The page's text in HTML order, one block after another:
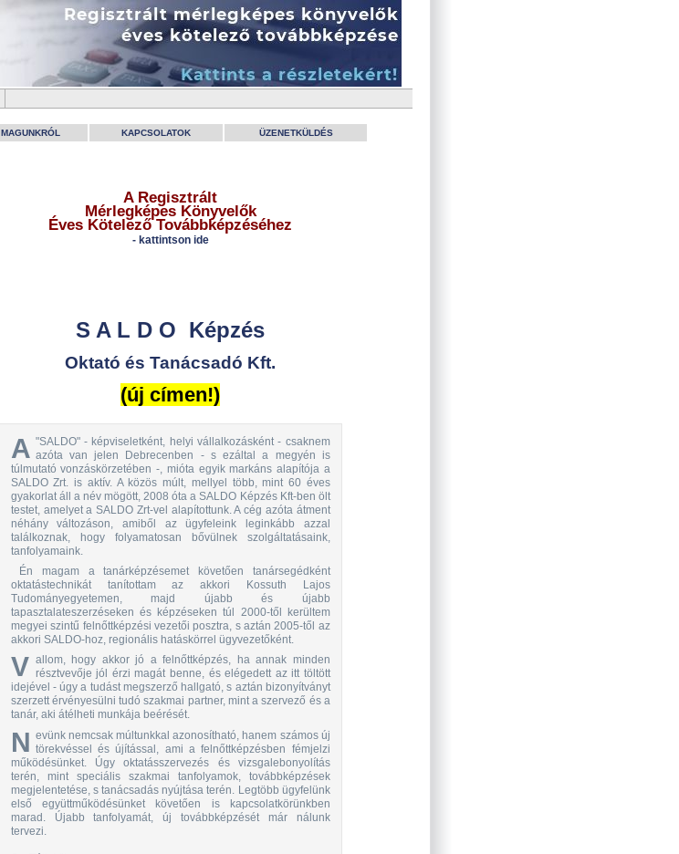
MAGUNKRÓL KAPCSOLATOK ÜZENETKÜLDÉS
A Regisztrált
Mérlegképes Könyvelők
Éves Kötelező Továbbképzéséhez
- kattintson ide
S A L D O Képzés
Oktató és Tanácsadó Kft.
(új címen!)
A "SALDO" - képviseletként, helyi vállalkozásként - csaknem
azóta van jelen Debrecenben - s ezáltal a megyén is
túlmutató vonzáskörzetében -, mióta egyik markáns alapítója a
SALDO Zrt. is aktív. A közös múlt, mellyel több, mint 60 éves
gyakorlat áll a név mögött, 2008 óta a SALDO Képzés Kft-ben ölt
testet, amelyet a SALDO Zrt-vel alapítottunk. A cég azóta átment
néhány változáson, amiből az ügyfeleink leginkább azzal
találkoznak, hogy folyamatosan bővülnek szolgáltatásaink,
tanfolyamaink.
Én magam a tanárképzésemet követően tanársegédként
oktatástechnikát tanítottam az akkori Kossuth Lajos
Tudományegyetemen, majd újabb és újabb
tapasztalateszerzéseken és képzéseken túl 2000-től kerültem
megyei szintű felnőttképzési vezetői posztra, s aztán 2005-től az
akkori SALDO-hoz, regionális hatáskörrel ügyvezetőként.
V allom, hogy akkor jó a felnőttképzés, ha annak minden
résztvevője jól érzi magát benne, és elégedett az itt töltött
idejével - úgy a tudást megszerző hallgató, s aztán bizonyítványt
szerzett érvényesülni tudó szakmai partner, mint a szervező és a
tanár, aki átélheti munkája beérését.
N evünk nemcsak múltunkkal azonosítható, hanem számos új
törekvéssel és újítással, ami a felnőttképzésben fémjelzi
működésünket. Úgy oktatásszervezés és vizsgalebonyolítás
terén, mint speciális szakmai tanfolyamok, továbbképzések
megjelentetése, s tanácsadás nyújtása terén. Legtöbb ügyfelünk
első együttműködésünket követően is kapcsolatkörünkben
marad. Újabb tanfolyamát, új továbbképzését már nálunk
tervezi.